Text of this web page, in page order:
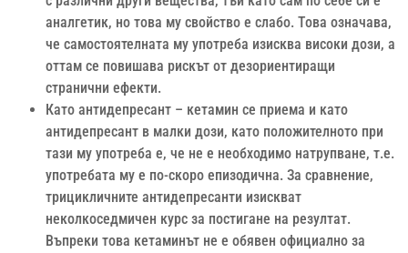
аналгетик, но това му свойство е слабо. Това означава,
че самостоятелната му употреба изисква високи дози, а
оттам се повишава рискът от дезориентиращи
странични ефекти.
Като антидепресант – кетамин се приема и като
антидепресант в малки дози, като положителното при
тази му употреба е, че не е необходимо натрупване, т.е.
употребата му е по-скоро епизодична. За сравнение,
трицикличните антидепресанти изискват
неколкоседмичен курс за постигане на резултат.
Въпреки това кетаминът не е обявен официално за